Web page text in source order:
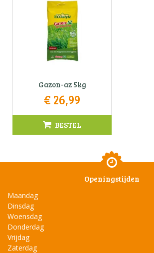
Gazon-az 5kg
€ 26,99
BESTEL
Openingstijden
Maandag
Dinsdag
Woensdag
Donderdag
Vrijdag
Zaterdag